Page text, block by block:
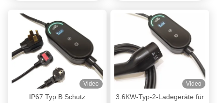
Video
IP67 Typ B Schutz
Video
3.6KW-Typ-2-Ladegeräte für